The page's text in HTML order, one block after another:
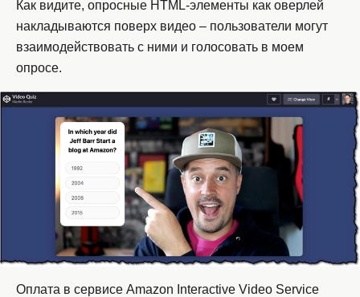
Как видите, опросные HTML-элементы как оверлей
накладываются поверх видео – пользователи могут
взаимодействовать с ними и голосовать в моем
опросе.
Оплата в сервисе Amazon Interactive Video Service